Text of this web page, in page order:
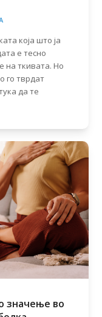
која што ја
е тесно
на ткивата. Но
го тврдат
да те
значење во